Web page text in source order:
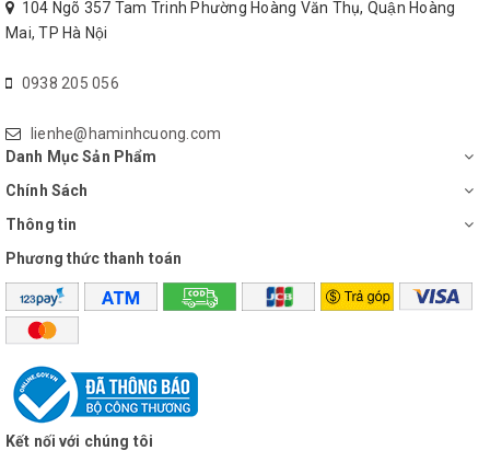
cm rất tiện dụng
Bảng điều khiển bằng nút nhấn dễ sử
104 Ngõ 357 Tam Trinh Phường Hoàng Văn Thụ, Quận Hoàng
Mai, TP Hà Nội
0938 205 056
lienhe@haminhcuong.com
Danh Mục Sản Phẩm
Chính Sách
Thông tin
Phương thức thanh toán
Kết nối với chúng tôi